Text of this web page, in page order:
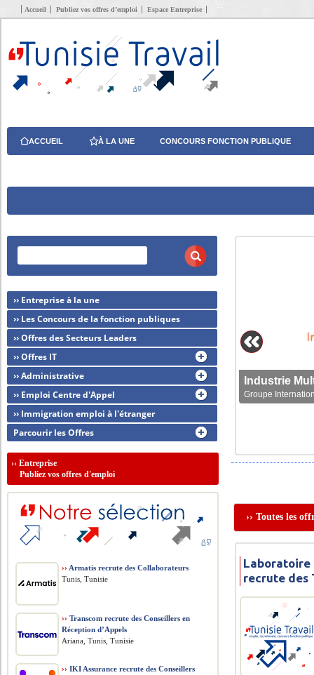
Accueil Publiez vos offres d’emploi Espace Entreprise
ACCUEIL À LA UNE CONCOURS FONCTION PUBLIQUE
Groupe
›› Toutes les
Laboratoire
recrute des
›› Entreprise à la une
›› Les Concours de la fonction publiques
›› Offres des Secteurs Leaders
›› Offres IT
›› Administrative
›› Emploi Centre d'Appel
›› Immigration emploi à l'étranger
Parcourir les Offres
››Entreprise
Publiez vos offres d'emploi
›› Armatis recrute des Collaborateurs
Tunis, Tunisie
›› Transcom recrute des Conseillers en
Réception d’Appels
Ariana, Tunis, Tunisie
›› IKI Assurance recrute des Conseillers